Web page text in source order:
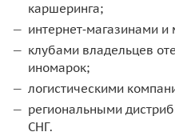
каршеринга;
интернет‑магазинами
клубами владельцев
иномарок;
логистическими
региональными
СНГ.